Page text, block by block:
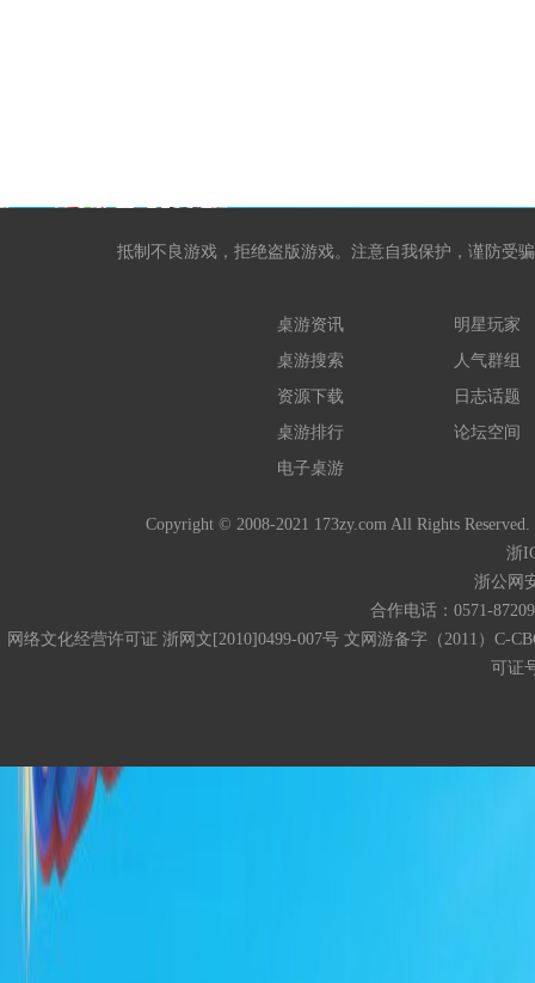
抵制不良游戏，拒绝盗版游戏。注意自我保护，谨防受
桌游资讯
桌游搜索
资源下载
桌游排行
电子桌游
明星玩家
人气群组
日志话题
论坛空间
Copyright © 2008-2021 173zy.com All Rights
浙
浙公网
合作电话：0571-
网络文化经营许可证 浙网文[2010]0499-007号 文网游备字（2011）C-
可证